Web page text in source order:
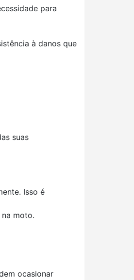
para
à danos que
suas
Isso é
moto.
ocasionar